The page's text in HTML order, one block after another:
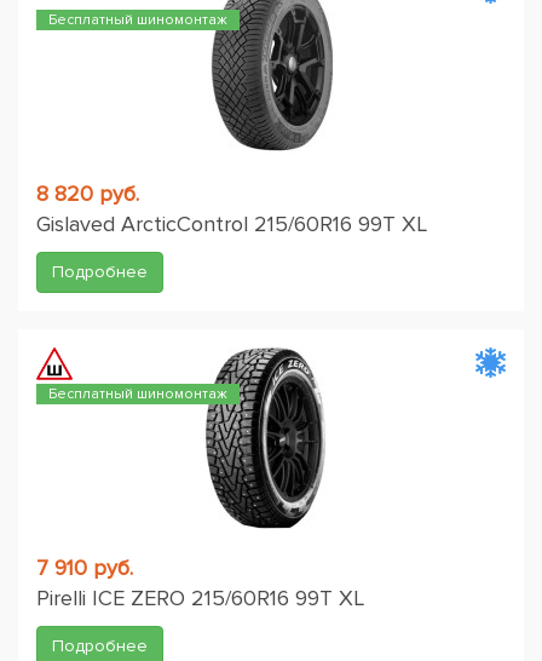
Бесплатный шиномонтаж
8 820 руб.
Gislaved ArcticControl 215/60R16 99T XL
Подробнее
Бесплатный шиномонтаж
7 910 руб.
Pirelli ICE ZERO 215/60R16 99T XL
Подробнее